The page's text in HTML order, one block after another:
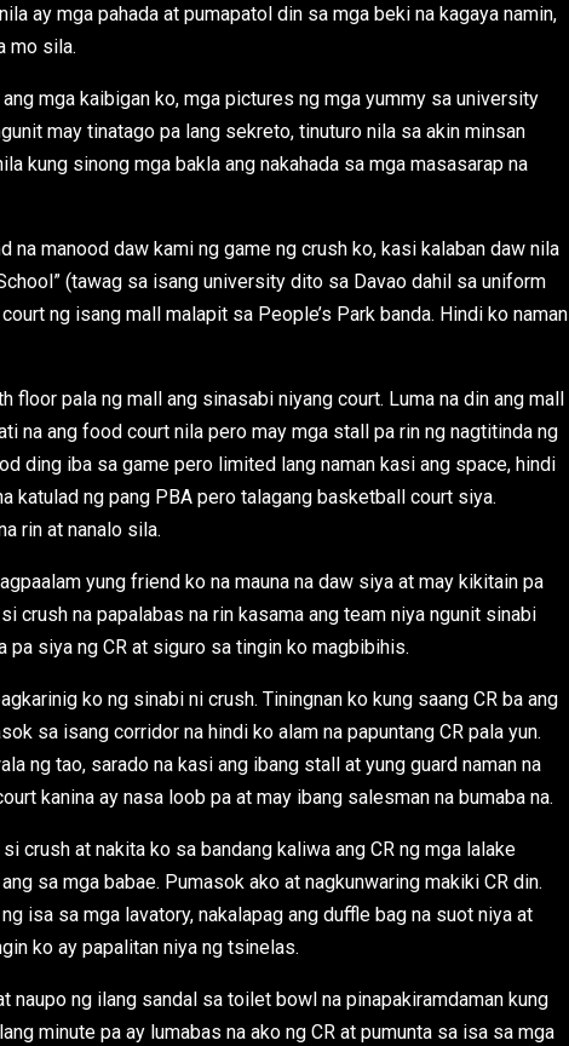
ay mga pahada at pumapatol din sa mga beki na kagaya namin,
mo sila.
mga kaibigan ko, mga pictures ng mga yummy sa university
may tinatago pa lang sekreto, tinuturo nila sa akin minsan
kung sinong mga bakla ang nakahada sa mga masasarap na
na manood daw kami ng game ng crush ko, kasi kalaban daw nila
(tawag sa isang university dito sa Davao dahil sa uniform
ng isang mall malapit sa People’s Park banda. Hindi ko naman
floor pala ng mall ang sinasabi niyang court. Luma na din ang mall
na ang food court nila pero may mga stall pa rin ng nagtitinda ng
ding iba sa game pero limited lang naman kasi ang space, hindi
katulad ng pang PBA pero talagang basketball court siya.
rin at nanalo sila.
yung friend ko na mauna na daw siya at may kikitain pa
crush na papalabas na rin kasama ang team niya ngunit sinabi
pa siya ng CR at siguro sa tingin ko magbibihis.
ko ng sinabi ni crush. Tiningnan ko kung saang CR ba ang
sa isang corridor na hindi ko alam na papuntang CR pala yun.
ng tao, sarado na kasi ang ibang stall at yung guard naman na
kanina ay nasa loob pa at may ibang salesman na bumaba na.
crush at nakita ko sa bandang kaliwa ang CR ng mga lalake
sa mga babae. Pumasok ako at nagkunwaring makiki CR din.
isa sa mga lavatory, nakalapag ang duffle bag na suot niya at
ko ay papalitan niya ng tsinelas.
naupo ng ilang sandal sa toilet bowl na pinapakiramdaman kung
minute pa ay lumabas na ako ng CR at pumunta sa isa sa mga